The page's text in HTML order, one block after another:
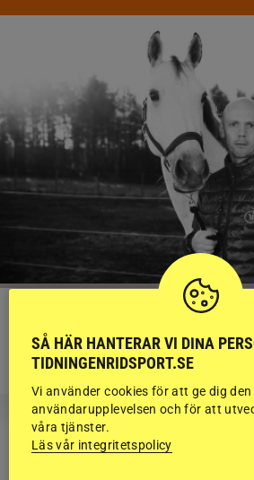
Björn Svensson: ”Finns
grusrutorna på riktigt?”
SÅ HÄR HANTERAR VI DINA
TIDNINGENRIDSPORT.SE
Vi använder cookies för att ge dig
användarupplevelsen och för att
våra tjänster.
Läs vår integritetspolicy